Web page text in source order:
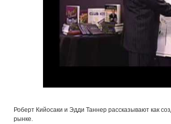
Роберт Кийосаки и Эдди Таннер рассказывают как
рынке.